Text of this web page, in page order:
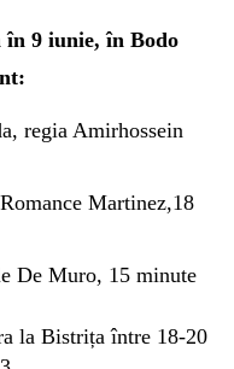
în 9 iunie, în Bodo
regia Amirhossein
Martinez,18
De Muro, 15 minute
la Bistrița între 18-20